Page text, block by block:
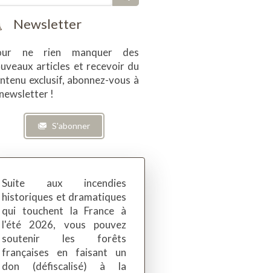
Newsletter
ne rien manquer des
articles et recevoir du
exclusif, abonnez-vous à
!
S'abonner
Suite aux incendies
historiques et dramatiques
qui touchent la France à
l'été 2026, vous pouvez
soutenir les forêts
françaises en faisant un
don (défiscalisé) à la